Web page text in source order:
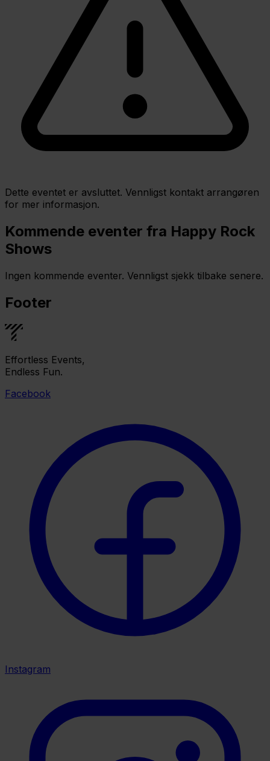
Dette eventet er avsluttet. Vennligst kontakt arrangøren
for mer informasjon.
Kommende eventer fra Happy Rock
Shows
Ingen kommende eventer. Vennligst sjekk tilbake senere.
Footer
Effortless Events,
Endless Fun.
Facebook
Instagram